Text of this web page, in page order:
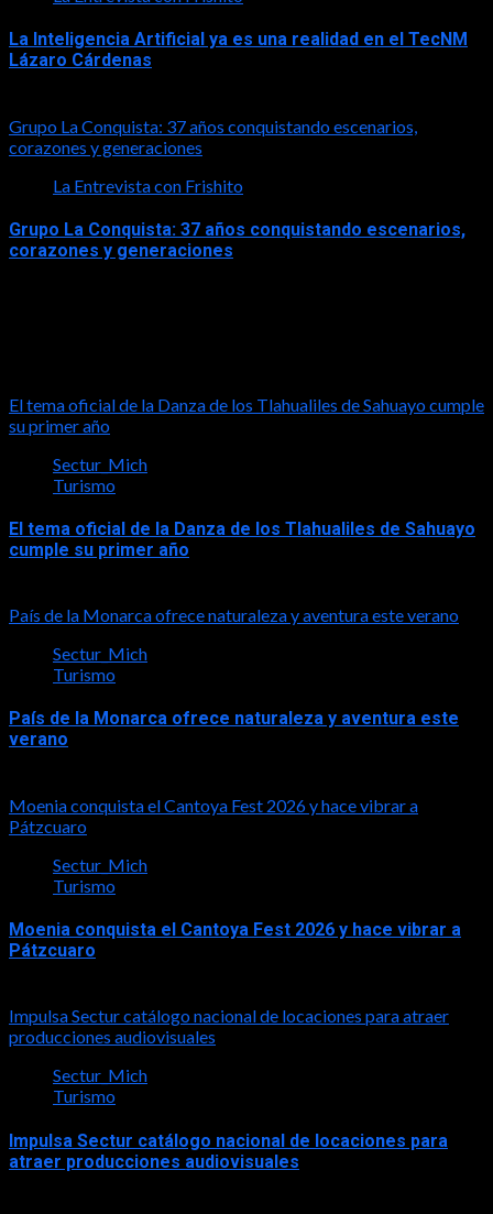
La Inteligencia Artificial ya es una realidad en el TecNM
Lázaro Cárdenas
Grupo La Conquista: 37 años conquistando escenarios,
corazones y generaciones
La Entrevista con Frishito
Grupo La Conquista: 37 años conquistando escenarios,
corazones y generaciones
El tema oficial de la Danza de los Tlahualiles de Sahuayo cumple
su primer año
Sectur_Mich
Turismo
El tema oficial de la Danza de los Tlahualiles de Sahuayo
cumple su primer año
País de la Monarca ofrece naturaleza y aventura este verano
Sectur_Mich
Turismo
País de la Monarca ofrece naturaleza y aventura este
verano
Moenia conquista el Cantoya Fest 2026 y hace vibrar a
Pátzcuaro
Sectur_Mich
Turismo
Moenia conquista el Cantoya Fest 2026 y hace vibrar a
Pátzcuaro
Impulsa Sectur catálogo nacional de locaciones para atraer
producciones audiovisuales
Sectur_Mich
Turismo
Impulsa Sectur catálogo nacional de locaciones para
atraer producciones audiovisuales